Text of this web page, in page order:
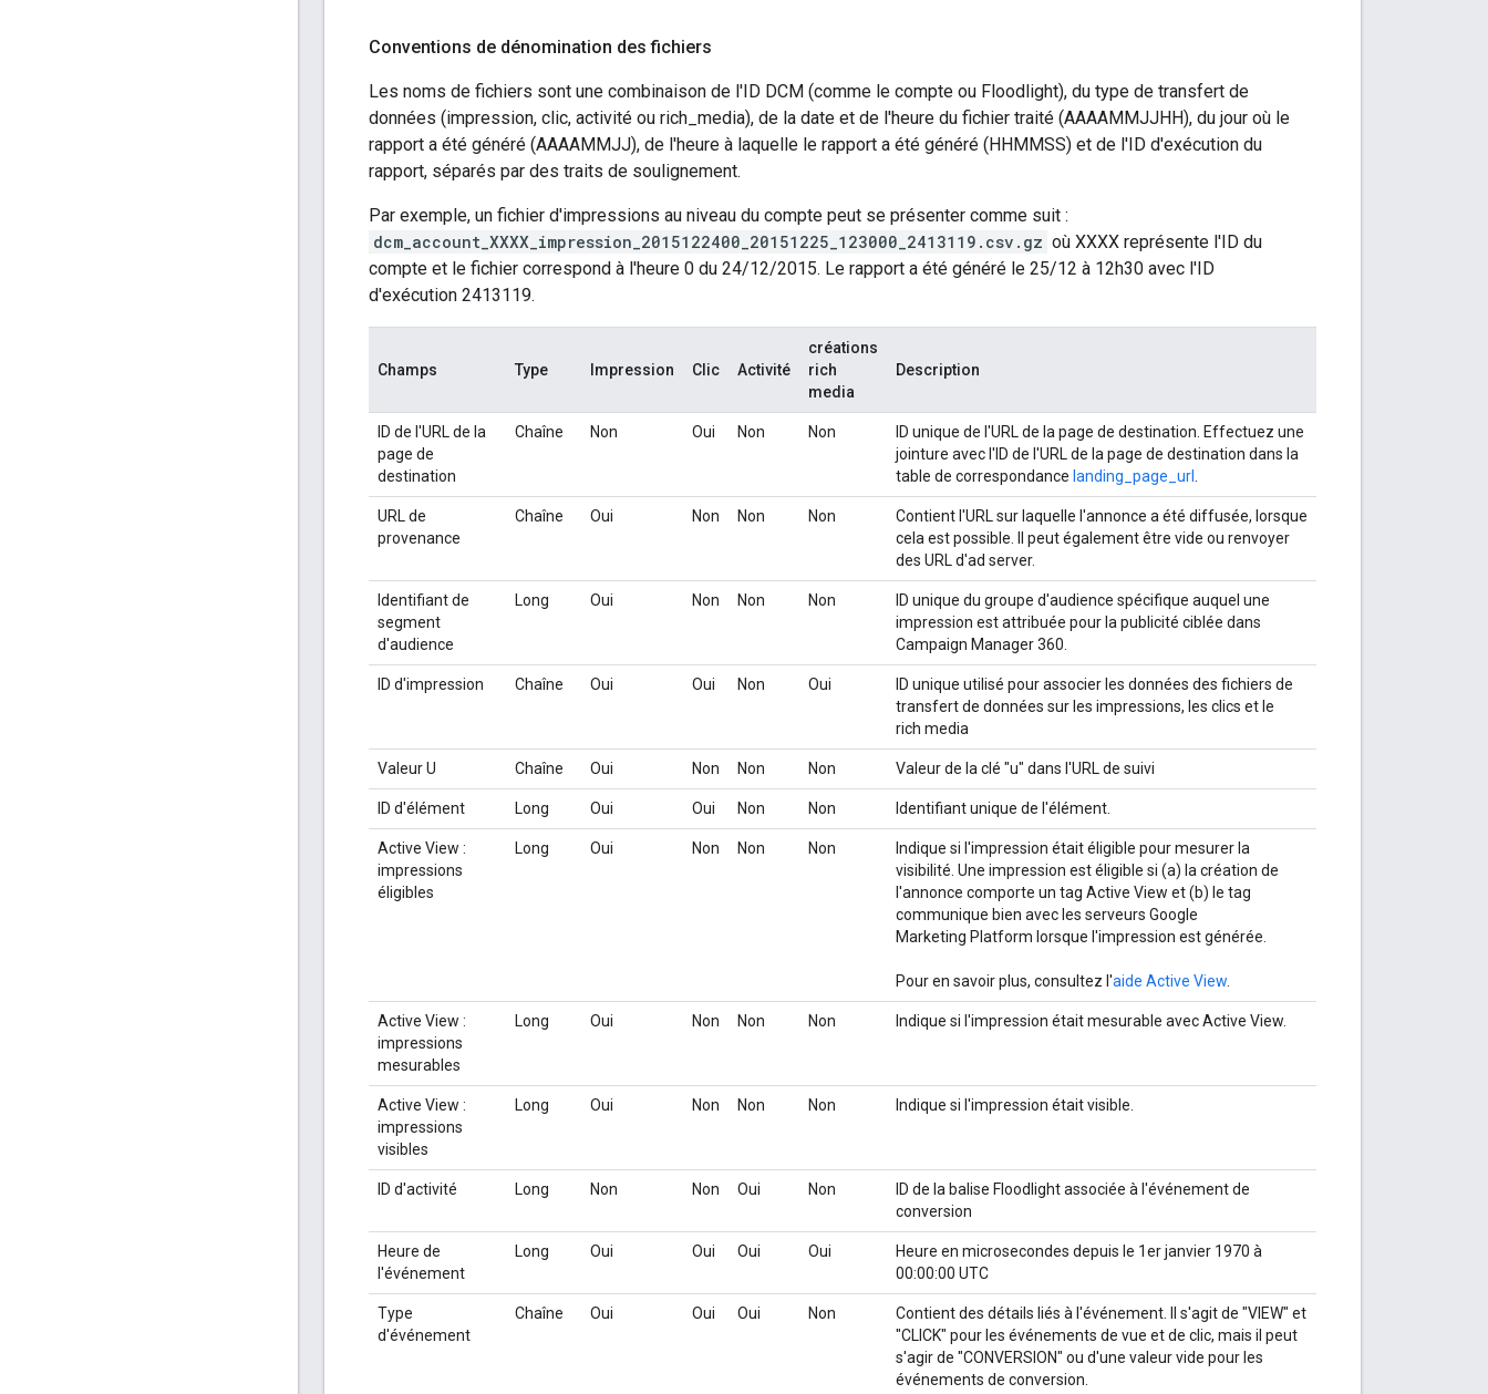
Conventions de dénomination des fichiers
Les noms de fichiers sont une combinaison de l'ID DCM (comme le compte ou Floodlight), du type de transfert de
données (impression, clic, activité ou rich_media), de la date et de l'heure du fichier traité (AAAAMMJJHH), du jour où le
rapport a été généré (AAAAMMJJ), de l'heure à laquelle le rapport a été généré (HHMMSS) et de l'ID d'exécution du
rapport, séparés par des traits de soulignement.
Par exemple, un fichier d'impressions au niveau du compte peut se présenter comme suit :
dcm_account_XXXX_impression_2015122400_20151225_123000_2413119.csv.gz où XXXX représente l'ID du
compte et le fichier correspond à l'heure 0 du 24/12/2015. Le rapport a été généré le 25/12 à 12h30 avec l'ID
d'exécution 2413119.
Champs Type Impression Clic Activité
créations
rich
media
Description
ID de l'URL de la
page de
destination
Chaîne Non Oui Non Non
ID unique de l'URL de la page de destination. Effectuez une
jointure avec l'ID de l'URL de la page de destination dans la
table de correspondance landing_page_url
URL de
provenance
Chaîne Oui Non Non Non
Contient l'URL sur laquelle l'annonce a été diffusée, lorsque
cela est possible. Il peut également être vide ou renvoyer
des URL d'ad server.
Identifiant de
segment
d'audience
Long Oui Non Non Non
ID unique du groupe d'audience spécifique auquel une
impression est attribuée pour la publicité ciblée dans
Campaign Manager 360.
ID d'impression Chaîne Oui Oui Non Oui
ID unique utilisé pour associer les données des fichiers de
transfert de données sur les impressions, les clics et le
rich media
Valeur U Chaîne Oui Non Non Non Valeur de la clé "u" dans l'URL de suivi
ID d'élément Long Oui Oui Non Non Identifiant unique de l'élément.
Active View :
impressions
éligibles
Long Oui Non Non Non
Indique si l'impression était éligible pour mesurer la
visibilité. Une impression est éligible si (a) la création de
l'annonce comporte un tag Active View et (b) le tag
communique bien avec les serveurs Google
Marketing Platform lorsque l'impression est générée.
Pour en savoir plus, consultez l'aide Active View
Active View :
impressions
mesurables
Long Oui Non Non Non Indique si l'impression était mesurable avec Active View.
Active View :
impressions
visibles
Long Oui Non Non Non Indique si l'impression était visible.
ID d'activité Long Non Non Oui Non
ID de la balise Floodlight associée à l'événement de
conversion
Heure de
l'événement
Long Oui Oui Oui Oui
Heure en microsecondes depuis le 1er janvier 1970 à
00:00:00 UTC
Type
d'événement
Chaîne Oui Oui Oui Non
Contient des détails liés à l'événement. Il s'agit de "VIEW" et
"CLICK" pour les événements de vue et de clic, mais il peut
s'agir de "CONVERSION" ou d'une valeur vide pour les
événements de conversion.